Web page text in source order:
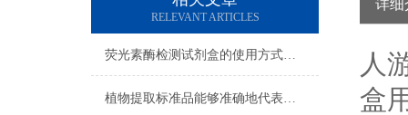
RELEVANT ARTICLES
荧光素酶检测试剂盒的使用方式可别说不知道
植物提取标准品能够准确地代表植物中的某种特定成分
详细
人
盒